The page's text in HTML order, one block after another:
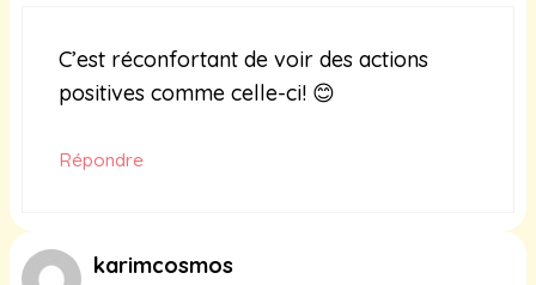
C’est réconfortant de voir des actions
positives comme celle-ci! 😊
Répondre
karimcosmos